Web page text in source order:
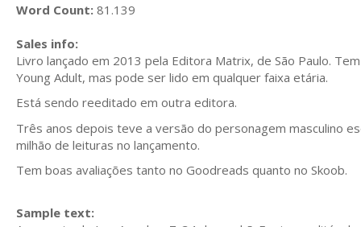
Word Count: 81.139
Sales info:
Livro lançado em 2013 pela Editora Matrix, de São Paulo.
Young Adult, mas pode ser lido em qualquer faixa etária.
Está sendo reeditado em outra editora.
Três anos depois teve a versão do personagem masculino
milhão de leituras no lançamento.
Tem boas avaliações tanto no Goodreads quanto no Skoob.
Sample text: